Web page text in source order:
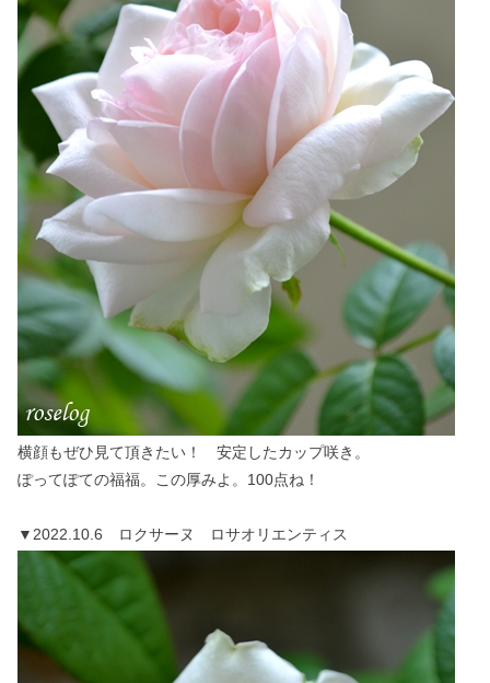
横顔もぜひ見て頂きたい！ 安定したカップ咲き。
ぽってぽての福福。この厚みよ。100点ね！
▼2022.10.6 ロクサーヌ ロサオリエンティス